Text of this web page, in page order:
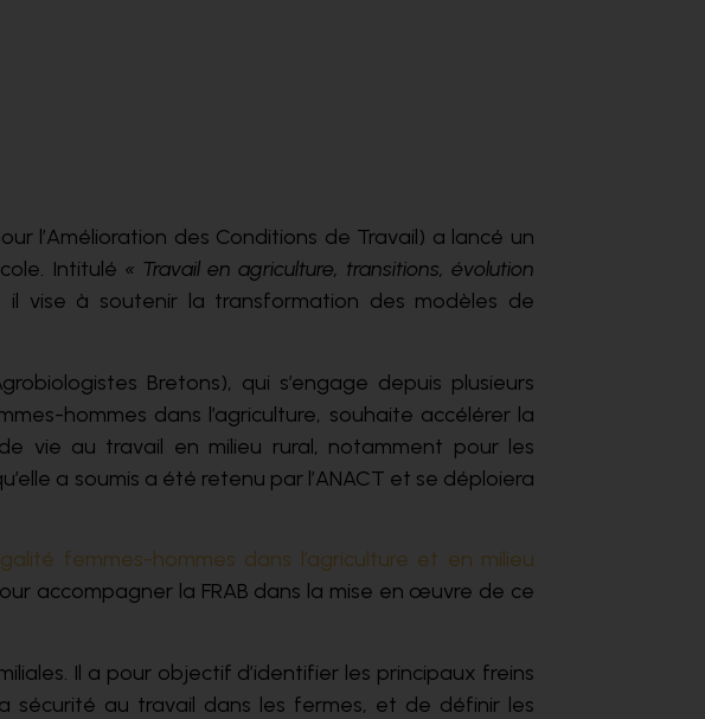
l’Amélioration des Conditions de Travail) a lancé un
Intitulé « Travail en agriculture, transitions, évolution
il vise à soutenir la transformation des modèles de
Bretons), qui s’engage depuis plusieurs
hommes dans l’agriculture, souhaite accélérer la
vie au travail en milieu rural, notamment pour les
a soumis a été retenu par l’ANACT et se déploiera
femmes-hommes dans l’agriculture et en milieu
accompagner la FRAB dans la mise en œuvre de ce
Il a pour objectif d’identifier les principaux freins
au travail dans les fermes, et de définir les